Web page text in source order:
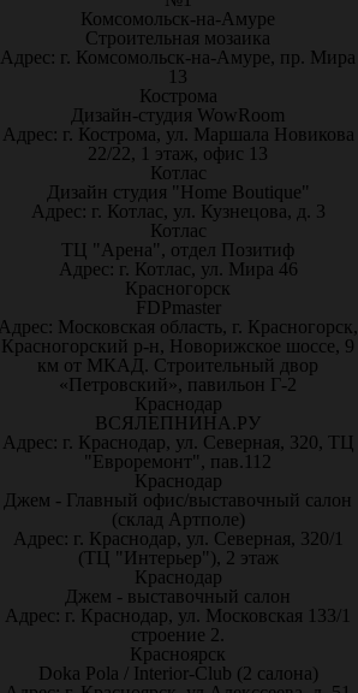
Комсомольск-на-Амуре
Строительная мозаика
Адрес: г. Комсомольск-на-Амуре, пр. Мира
13
Кострома
Дизайн-студия WowRoom
Адрес: г. Кострома, ул. Маршала Новикова
22/22, 1 этаж, офис 13
Котлас
Дизайн студия "Home Boutique"
Адрес: г. Котлас, ул. Кузнецова, д. 3
Котлас
ТЦ "Арена", отдел Позитиф
Адрес: г. Котлас, ул. Мира 46
Красногорск
FDPmaster
Московская область, г. Красногорск,
Красногорский р-н, Новорижское шоссе, 9
км от МКАД. Строительный двор
«Петровский», павильон Г-2
Краснодар
ВСЯЛЕПНИНА.РУ
Адрес: г. Краснодар, ул. Северная, 320, ТЦ
"Евроремонт", пав.112
Краснодар
Джем - Главный офис/выставочный салон
(склад Артполе)
Адрес: г. Краснодар, ул. Северная, 320/1
(ТЦ "Интерьер"), 2 этаж
Краснодар
Джем - выставочный салон
Адрес: г. Краснодар, ул. Московская 133/1
строение 2.
Красноярск
Doka Pola / Interior-Club (2 салона)